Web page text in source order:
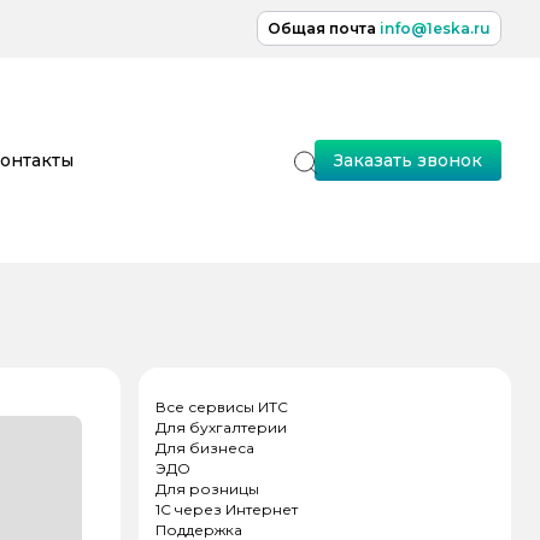
Общая почта info@1eska.ru
Заказать звонок
Все сервисы ИТС
Для бухгалтерии
Для бизнеса
ЭДО
Для розницы
1С через Интернет
Поддержка